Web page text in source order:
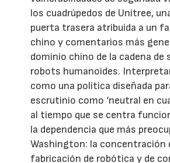
los cuadrúpedos de Unitree,
puerta trasera atribuida a un
chino y comentarios más
dominio chino de la cadena de
robots humanoides.
como una política diseñada
escrutinio como ‘neutral en
al tiempo que se centra
la dependencia que más
Washington: la concentración
fabricación de robótica y de